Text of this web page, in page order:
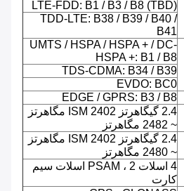
LTE-FDD: B1 / B3 / B8 (TBD)
TDD-LTE: B38 / B39 / B40 /
B41
UMTS / HSPA / HSPA + / DC-
HSPA +: B1 / B8
TDS-CDMA: B34 / B39
EVDO: BC0
EDGE / GPRS: B3 / B8
2.4 گیگاهرتز ISM 2402 مگاهرتز
~ 2482 مگاهرتز
2.4 گیگاهرتز ISM 2402 مگاهرتز
~ 2480 مگاهرتز
4 اسلات PSAM ، 2 اسلات سیم
کارت